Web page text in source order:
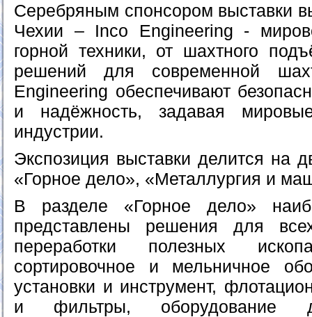
Серебряным спонсором выставки
Чехии – Inco Engineering -
горной техники, от шахтного
решений для современной
Engineering обеспечивают
и надёжность, задавая
индустрии.
Экспозиция выставки делится на
«Горное дело», «Металлургия и
В разделе «Горное дело»
представлены решения для
переработки полезных
сортировочное и мельничное
установки и инструмент,
и фильтры,